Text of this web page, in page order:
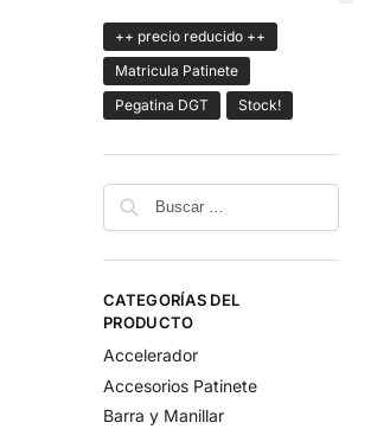
++ precio reducido ++
Matricula Patinete
Pegatina DGT
Stock!
CATEGORÍAS DEL
PRODUCTO
Accelerador
Accesorios Patinete
Barra y Manillar